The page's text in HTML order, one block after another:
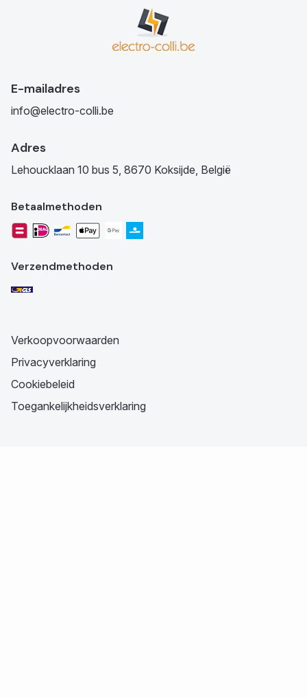
E-mailadres
info@electro-colli.be
Adres
Lehoucklaan 10 bus 5, 8670 Koksijde, België
Betaalmethoden
Verzendmethoden
Verkoopvoorwaarden
Privacyverklaring
Cookiebeleid
Toegankelijkheidsverklaring